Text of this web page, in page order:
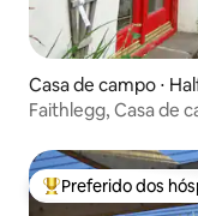
Casa de campo ⋅
Faithlegg, Casa
Entre os melhores
Preferido dos